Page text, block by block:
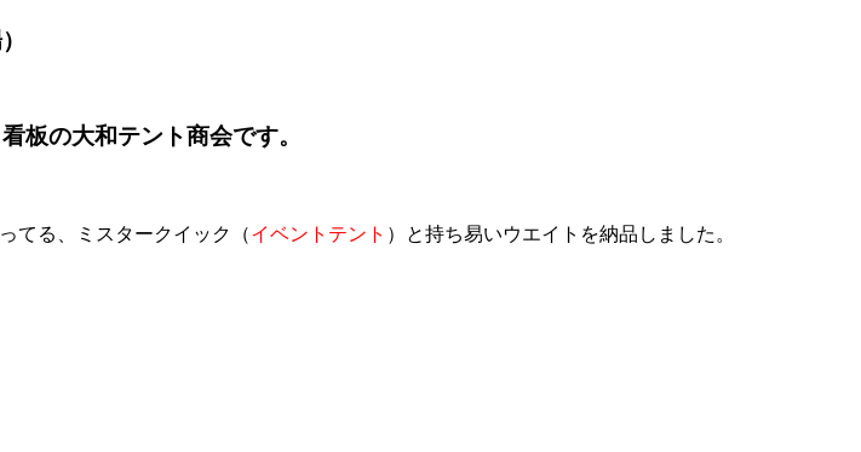
板の大和テント商会です。
てる、ミスタークイック（イベントテント ）と持ち易いウエイトを納品しました。